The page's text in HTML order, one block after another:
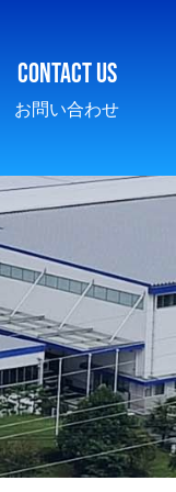
CONTACT US
お問い合わせ